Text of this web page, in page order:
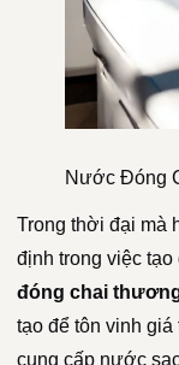
Nước Đóng
Trong thời đại mà
định trong việc
đóng chai
tạo để tôn vinh
cung cấp nước